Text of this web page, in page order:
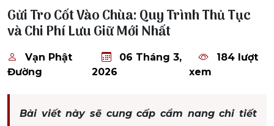
Gửi Tro Cốt Vào Chùa: Quy Trình Thủ Tục
và Chi Phí Lưu Giữ Mới Nhất
Vạn Phật
Đường
06 Tháng 3,
2026
184 lượt
xem
Bài viết này sẽ cung cấp cẩm nang chi tiết